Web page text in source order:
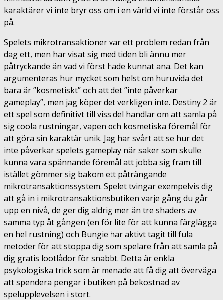
karaktärer vi inte bryr oss om i en värld vi inte förstår oss
på.
Spelets mikrotransaktioner var ett problem redan från
dag ett, men har visat sig med tiden bli ännu mer
påtryckande än vad vi först hade kunnat ana. Det kan
argumenteras hur mycket som helst om huruvida det
bara är ”kosmetiskt” och att det ”inte påverkar
gameplay”, men jag köper det verkligen inte. Destiny 2 är
ett spel som definitivt till viss del handlar om att samla på
sig coola rustningar, vapen och kosmetiska föremål för
att göra sin karaktär unik. Jag har svårt att se hur det
inte påverkar spelets gameplay när saker som skulle
kunna vara spännande föremål att jobba sig fram till
istället gömmer sig bakom ett påträngande
mikrotransaktionssystem. Spelet tvingar exempelvis dig
att gå in i mikrotransaktionsbutiken varje gång du går
upp en nivå, de ger dig aldrig mer än tre shaders av
samma typ åt gången (en för lite för att kunna färglägga
en hel rustning) och Bungie har aktivt tagit till fula
metoder för att stoppa dig som spelare från att samla på
dig gratis lootlådor för snabbt. Detta är enkla
psykologiska trick som är menade att få dig att överväga
att spendera pengar i butiken på bekostnad av
spelupplevelsen i stort.